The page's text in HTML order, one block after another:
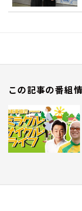
この記事の番組